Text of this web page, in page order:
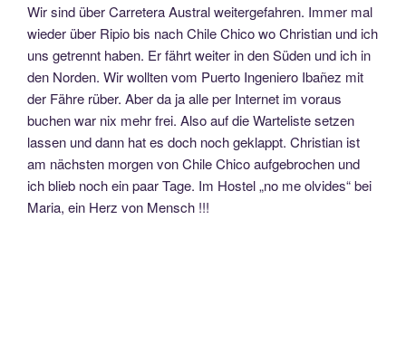
Wir sind über Carretera Austral weitergefahren. Immer mal
wieder über Ripio bis nach Chile Chico wo Christian und ich
uns getrennt haben. Er fährt weiter in den Süden und ich in
den Norden. Wir wollten vom Puerto Ingeniero Ibañez mit
der Fähre rüber. Aber da ja alle per Internet im voraus
buchen war nix mehr frei. Also auf die Warteliste setzen
lassen und dann hat es doch noch geklappt. Christian ist
am nächsten morgen von Chile Chico aufgebrochen und
ich blieb noch ein paar Tage. Im Hostel „no me olvides“ bei
Maria, ein Herz von Mensch !!!